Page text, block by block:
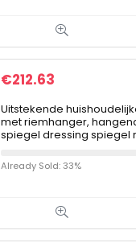
€212.63
Uitstekende
met riemhanger,
spiegel dressing spiegel
Already Sold: 33%